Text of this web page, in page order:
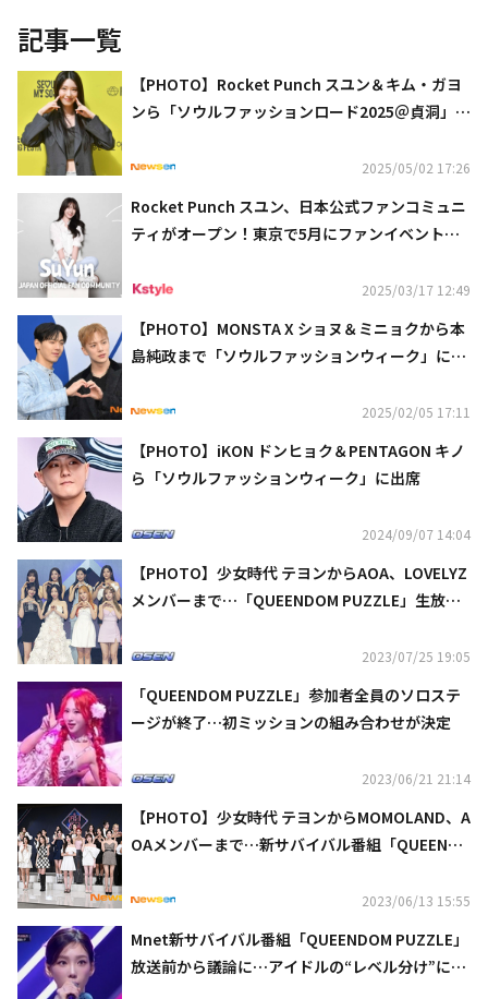
記事一覧
【PHOTO】Rocket Punch スユン＆キム・ガヨ
ンら「ソウルファッションロード2025＠貞洞」に
2025/05/02 17:26
Rocket Punch スユン、日本公式ファンコミュニ
ティがオープン！東京で5月にファンイベントを
2025/03/17 12:49
【PHOTO】MONSTA X ショヌ＆ミニョクから本
島純政まで「ソウルファッションウィーク」に出
2025/02/05 17:11
【PHOTO】iKON ドンヒョク＆PENTAGON キノ
ら「ソウルファッションウィーク」に出席
2024/09/07 14:04
【PHOTO】少女時代 テヨンからAOA、LOVELYZ
メンバーまで…「QUEENDOM PUZZLE」生放送
2023/07/25 19:05
「QUEENDOM PUZZLE」参加者全員のソロステ
ージが終了…初ミッションの組み合わせが決定
2023/06/21 21:14
【PHOTO】少女時代 テヨンからMOMOLAND、A
OAメンバーまで…新サバイバル番組「QUEENDO
2023/06/13 15:55
Mnet新サバイバル番組「QUEENDOM PUZZLE」
放送前から議論に…アイドルの“レベル分け”に批